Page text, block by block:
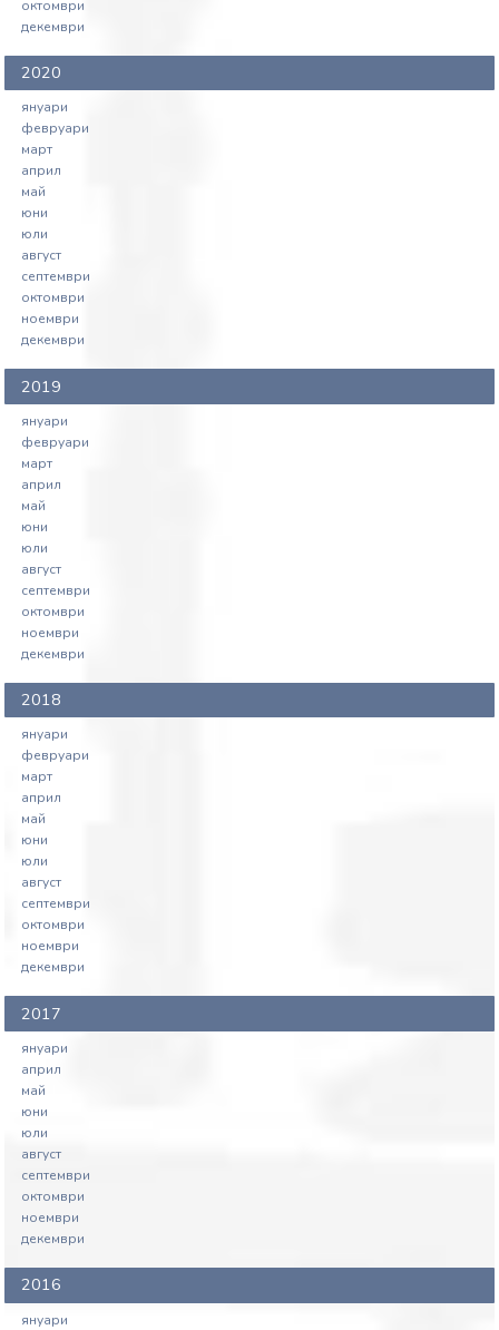
октомври
декември
2020
януари
февруари
март
април
май
юни
юли
август
септември
октомври
ноември
декември
2019
януари
февруари
март
април
май
юни
юли
август
септември
октомври
ноември
декември
2018
януари
февруари
март
април
май
юни
юли
август
септември
октомври
ноември
декември
2017
януари
април
май
юни
юли
август
септември
октомври
ноември
декември
2016
януари